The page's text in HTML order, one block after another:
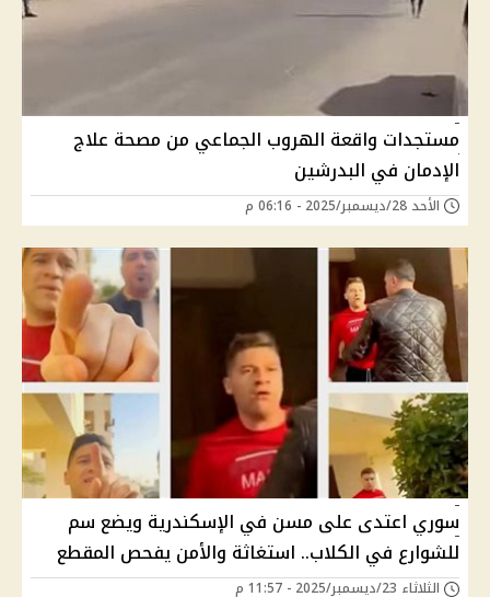
مستجدات واقعة الهروب الجماعي من مصحة علاج
الإدمان في البدرشين
الأحد 28/ديسمبر/2025 - 06:16 م
سوري اعتدى على مسن في الإسكندرية ويضع سم
للشوارع في الكلاب.. استغاثة والأمن يفحص المقطع
الثلاثاء 23/ديسمبر/2025 - 11:57 م